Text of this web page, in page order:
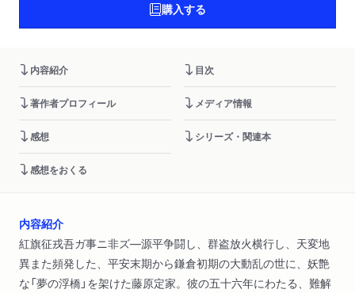
購入する
内容紹介 目次
著作者プロフィール メディア情報
感想 シリーズ・関連本
感想をおくる
内容紹介
紅旗征戎吾ガ事ニ非ズ―源平争闘し、群盗放火横行し、天変地
異また頻発した、平安末期から鎌倉初期の大動乱の世に、妖艶
な「夢の浮橋」を架けた藤原定家。彼の五十六年にわたる、難解